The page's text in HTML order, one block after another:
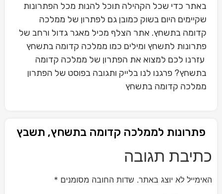
באתר כדי שכל הקהילה תוכל להנות מכל הפתרונות
שקיימים היום בשוק כמובן גם לפתרון של ממלכה
קדומה בתשחץ. אתר הצלף מכיל מאגר גדול ורחב של
פתרונות לתשחץ ומילים כמו ממלכה קדומה בתשחץ
עזרנו לכם למצוא את הפתרון של ממלכה קדומה
בתשחץ? פרגנו לנו בלייק ותגובה בפוסט של הפתרון
ממלכה קדומה בתשחץ
פתרונות לממלכה קדומה בתשחץ, תשבץ
כתיבת תגובה
האימייל לא יוצג באתר. שדות החובה מסומנים *